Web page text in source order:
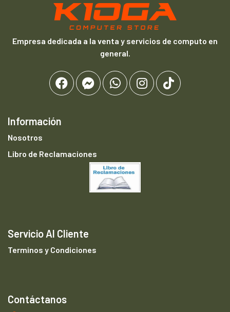
Empresa dedicada a la venta y servicios de computo en
general.
Información
Nosotros
Libro de Reclamaciones
Servicio Al Cliente
Terminos y Condiciones
Contáctanos